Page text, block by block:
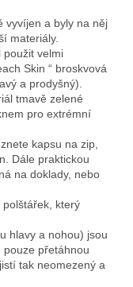
vyvíjen a byly na něj
materiály.
použit velmi
Skin “ broskvová
a prodyšný).
tmavě zelené
pro extrémní
kapsu na zip,
Dále praktickou
na doklady, nebo
který
hlavy a nohou) jsou
pouze přetáhnou
tak neomezený a